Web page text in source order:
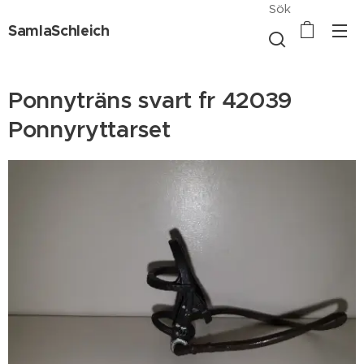
SamlaSchleich
Sök
Ponnyträns svart fr 42039
Ponnyryttarset